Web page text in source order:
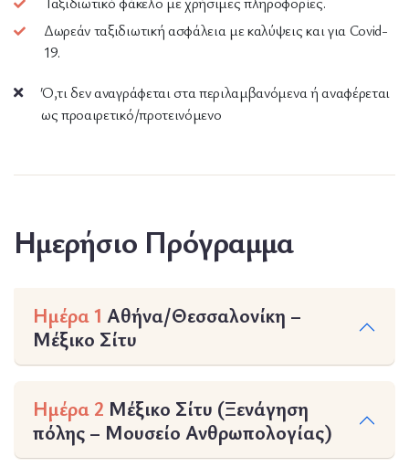
Δωρεάν ταξιδιωτική ασφάλεια με καλύψεις και για Covid-
19.
Ό,τι δεν αναγράφεται στα περιλαμβανόμενα ή αναφέρεται
ως προαιρετικό/προτεινόμενο
Ημερήσιο Πρόγραμμα
Ημέρα 1 Αθήνα/Θεσσαλονίκη –
Μέξικο Σίτυ
Ημέρα 2 Μέξικο Σίτυ (Ξενάγηση
πόλης – Μουσείο Ανθρωπολογίας)